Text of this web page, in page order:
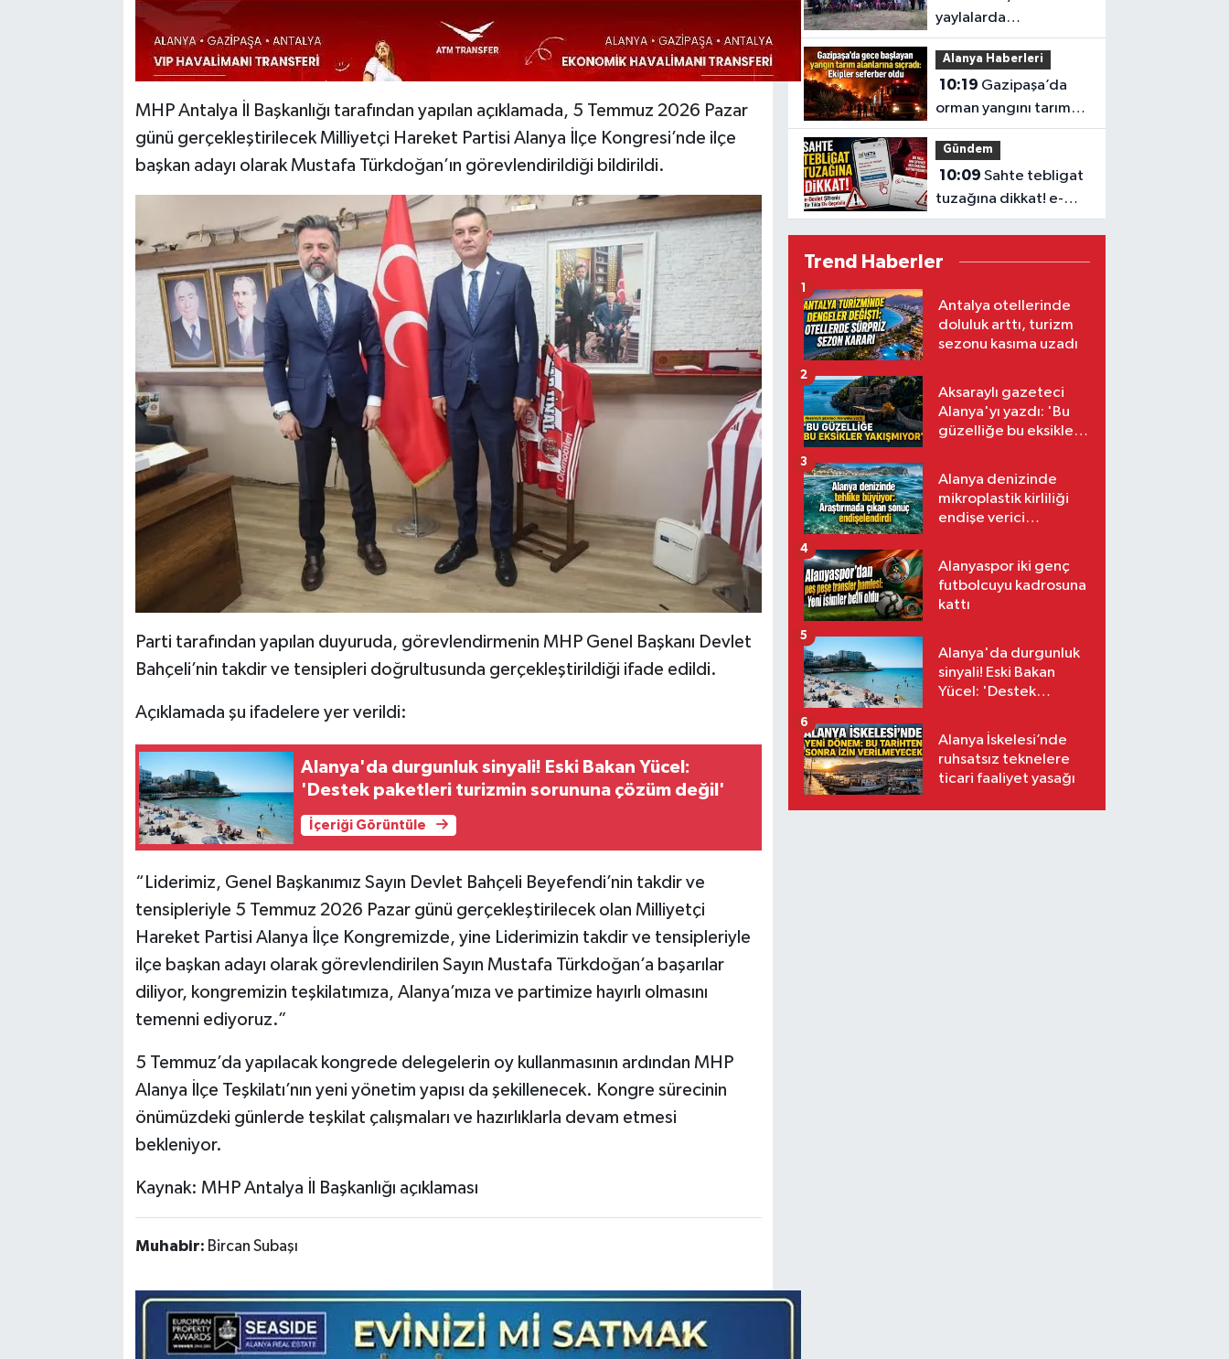
MHP Antalya İl Başkanlığı tarafından yapılan açıklamada, 5 Temmuz 2026 Pazar
günü gerçekleştirilecek Milliyetçi Hareket Partisi Alanya İlçe Kongresi’nde ilçe
başkan adayı olarak Mustafa Türkdoğan’ın görevlendirildiği bildirildi.
Parti tarafından yapılan duyuruda, görevlendirmenin MHP Genel Başkanı Devlet
Bahçeli’nin takdir ve tensipleri doğrultusunda gerçekleştirildiği ifade edildi.
Açıklamada şu ifadelere yer verildi:
Alanya'da durgunluk sinyali! Eski Bakan Yücel:
'Destek paketleri turizmin sorununa çözüm değil'
İçeriği Görüntüle
“Liderimiz, Genel Başkanımız Sayın Devlet Bahçeli Beyefendi’nin takdir ve
tensipleriyle 5 Temmuz 2026 Pazar günü gerçekleştirilecek olan Milliyetçi
Hareket Partisi Alanya İlçe Kongremizde, yine Liderimizin takdir ve tensipleriyle
ilçe başkan adayı olarak görevlendirilen Sayın Mustafa Türkdoğan’a başarılar
diliyor, kongremizin teşkilatımıza, Alanya’mıza ve partimize hayırlı olmasını
temenni ediyoruz.”
5 Temmuz’da yapılacak kongrede delegelerin oy kullanmasının ardından MHP
Alanya İlçe Teşkilatı’nın yeni yönetim yapısı da şekillenecek. Kongre sürecinin
önümüzdeki günlerde teşkilat çalışmaları ve hazırlıklarla devam etmesi
bekleniyor.
Kaynak: MHP Antalya İl Başkanlığı açıklaması
Muhabir: Bircan Subaşı
yaylalarda
vatandaşlarla buluştu
Alanya Haberleri
10:19
orman yangını tarım
alanlarına sıçradı
Gündem
10:09 Sahte tebligat
tuzağına dikkat! e-
Devlet şifreniz bir tıkla
Trend Haberler
Antalya otellerinde
doluluk arttı, turizm
sezonu kasıma uzadı
1
Aksaraylı gazeteci
Alanya'yı yazdı: 'Bu
güzelliğe bu eksikler
2
Alanya denizinde
mikroplastik kirliliği
endişe verici
3
Alanyaspor iki genç
futbolcuyu kadrosuna
kattı
4
Alanya'da durgunluk
sinyali! Eski Bakan
Yücel: 'Destek
sorununa çözüm
değil'
5
Alanya İskelesi’nde
ruhsatsız teknelere
ticari faaliyet yasağı
6